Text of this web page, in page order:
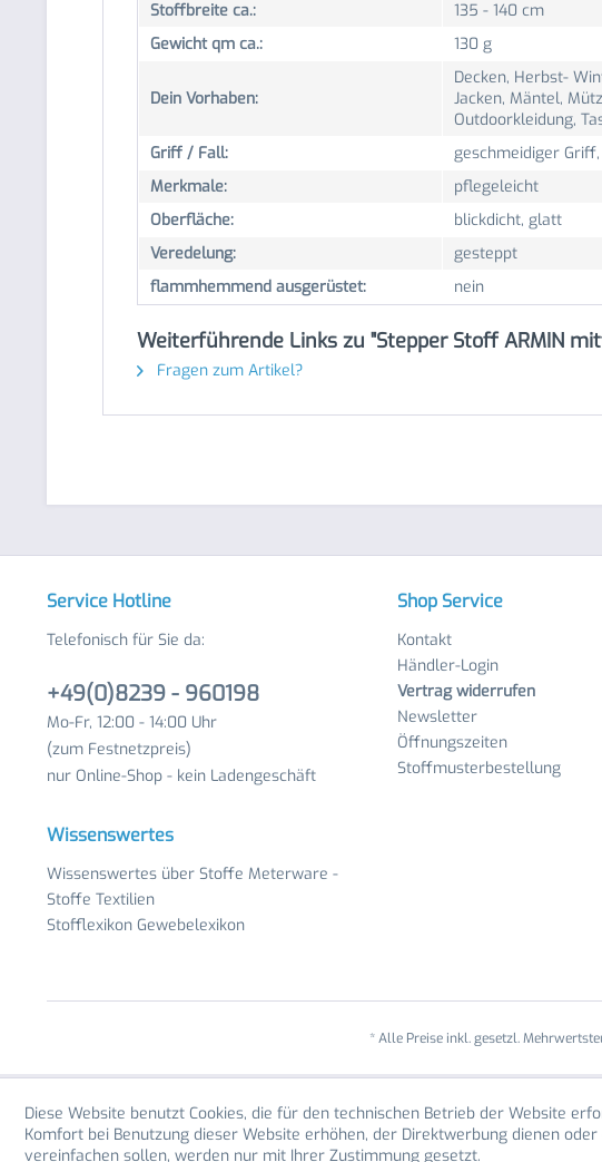
Stoffbreite ca.:
135 - 140 cm
Gewicht qm ca.:
130 g
Dein Vorhaben:
Decken, Herbst-
Jacken, Mäntel,
Outdoorkleidung,
Griff / Fall:
geschmeidiger
Merkmale:
pflegeleicht
Oberfläche:
blickdicht, glatt
Veredelung:
gesteppt
flammhemmend ausgerüstet:
nein
Weiterführende Links zu "Stepper Stoff ARMIN
Fragen zum Artikel?
Service Hotline
Telefonisch für Sie da:
+49(0)8239 - 960198
Mo-Fr, 12:00 - 14:00 Uhr
(zum Festnetzpreis)
nur Online-Shop - kein Ladengeschäft
Wissenswertes
Wissenswertes über Stoffe Meterware -
Stoffe Textilien
Stofflexikon Gewebelexikon
Shop Service
Kontakt
Händler-Login
Vertrag widerrufen
Newsletter
Öffnungszeiten
Stoffmusterbestellung
* Alle Preise inkl. gesetzl.
Diese Website benutzt Cookies, die für den technischen Betrieb der Website
Komfort bei Benutzung dieser Website erhöhen, der Direktwerbung dienen
vereinfachen sollen, werden nur mit Ihrer Zustimmung gesetzt.